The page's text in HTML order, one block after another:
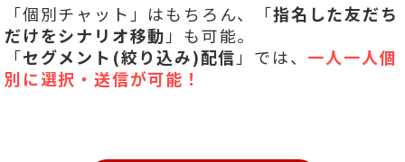
「個別チャット」はもちろん、「指名した友だち
だけをシナリオ移動 」も可能。
「セグメント(絞り込み)配信 」では、 一人一人個
別に選択・送信が可能！